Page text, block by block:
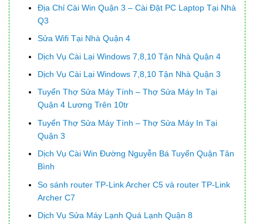
Địa Chỉ Cài Win Quận 3 – Cài Đặt PC Laptop Tại Nhà
Q3
Sửa Wifi Tại Nhà Quận 4
Dịch Vụ Cài Lại Windows 7,8,10 Tận Nhà Quận 4
Dịch Vụ Cài Lại Windows 7,8,10 Tận Nhà Quận 3
Tuyển Thợ Sửa Máy Tính – Thợ Sửa Máy In Tại
Quận 4 Lương Trên 10tr
Tuyển Thợ Sửa Máy Tính – Thợ Sửa Máy In Tại
Quận 3
Dịch Vụ Cài Win Đường Nguyễn Bá Tuyển Quận Tân
Bình
So sánh router TP-Link Archer C5 và router TP-Link
Archer C7
Dịch Vụ Sửa Máy Lạnh Quá Lạnh Quận 8